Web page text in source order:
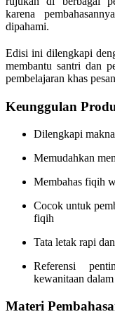
karena
dipahami.
Edisi ini dilengkapi
membantu santri dan
pembelajaran khas
Keunggulan
Dilengkapi
Memudahkan
Membahas fiqih
Cocok untuk
fiqih
Tata letak rapi
Referensi
kewanitaan
Materi